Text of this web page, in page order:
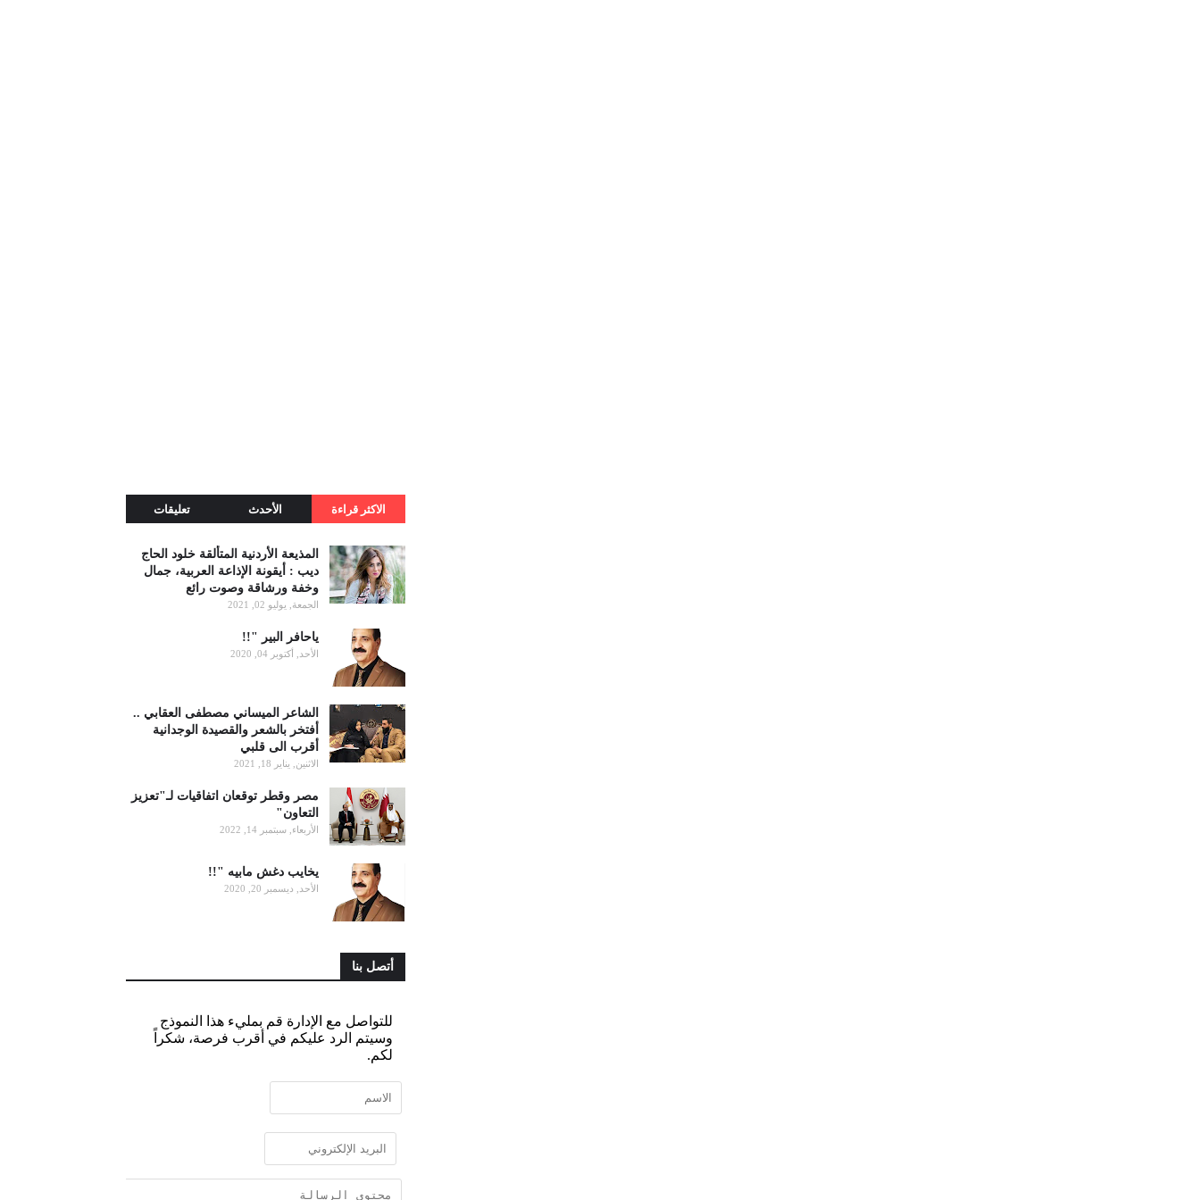
الاكثر قراءة الأحدث تعليقات
المذيعة الأردنية المتألقة خلود الحاج
ديب : أيقونة الإذاعة العربية، جمال
وخفة ورشاقة وصوت رائع
الجمعة, يوليو 02, 2021
ياحافر البير "!!
الأحد, أكتوبر 04, 2020
الشاعر الميساني مصطفى العقابي ..
أفتخر بالشعر والقصيدة الوجدانية
أقرب الى قلبي
الاثنين, يناير 18, 2021
مصر وقطر توقعان اتفاقيات لـ"تعزيز
التعاون"
الأربعاء, سبتمبر 14, 2022
يخايب دغش مابيه "!!
الأحد, ديسمبر 20, 2020
أتصل بنا
للتواصل مع الإدارة قم بمليء هذا النموذج
وسيتم الرد عليكم في أقرب فرصة، شكراً
لكم.